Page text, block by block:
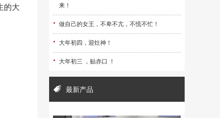
的大
来！
· 做自己的女王，不卑不亢，不慌不忙！
· 大年初四，迎灶神！
· 大年初三 ，贴赤口 ！
最新产品